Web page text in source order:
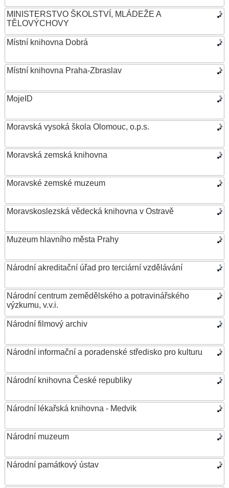
MINISTERSTVO ŠKOLSTVÍ, MLÁDEŽE A
TĚLOVÝCHOVY
Místní knihovna Dobrá
Místní knihovna Praha-Zbraslav
MojeID
Moravská vysoká škola Olomouc, o.p.s.
Moravská zemská knihovna
Moravské zemské muzeum
Moravskoslezská vědecká knihovna v Ostravě
Muzeum hlavního města Prahy
Národní akreditační úřad pro terciární vzdělávání
Národní centrum zemědělského a potravinářského
výzkumu, v.v.i.
Národní filmový archiv
Národní informační a poradenské středisko pro kulturu
Národní knihovna České republiky
Národní lékařská knihovna - Medvik
Národní muzeum
Národní památkový ústav